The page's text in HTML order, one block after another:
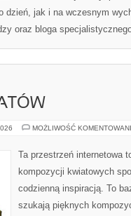
dzień, jak i na wczesnym
oraz bloga
MOŻLIWOŚĆ
Ta przestrzeń internetowa
kompozycji kwiatowych
codzienną inspiracją. To
szukają pięknych